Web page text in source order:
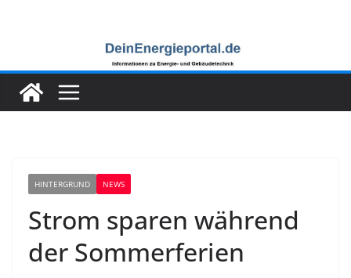
HINTERGRUND NEWS
Strom sparen während
der Sommerferien